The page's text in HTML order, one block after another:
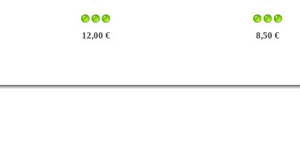
12,00 € 8,50 €